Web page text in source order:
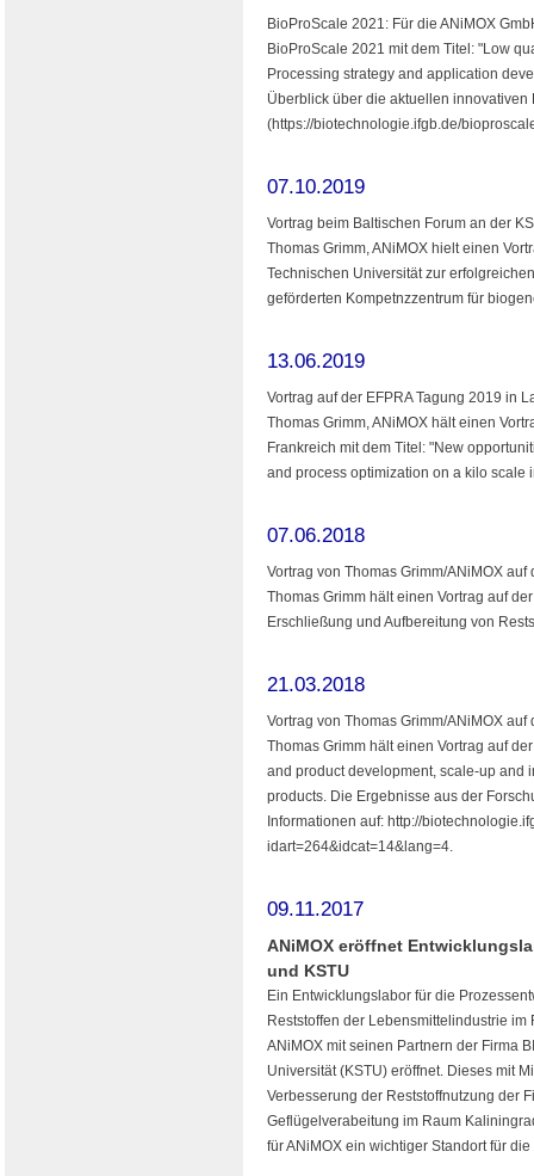
BioProScale 2021: Für die ANiMOX
BioProScale 2021 mit dem Titel: "Low
Processing strategy and application
Überblick über die aktuellen innovativen
(https://biotechnologie.ifgb.de/
07.10.2019
Vortrag beim Baltischen Forum an der
Thomas Grimm, ANiMOX hielt einen
Technischen Universität zur
geförderten Kompetnzzentrum für
13.06.2019
Vortrag auf der EFPRA Tagung 2019 in
Thomas Grimm, ANiMOX hält einen
Frankreich mit dem Titel: "New
and process optimization on a kilo
07.06.2018
Vortrag von Thomas Grimm/ANiMOX
Thomas Grimm hält einen Vortrag auf
Erschließung und Aufbereitung von
21.03.2018
Vortrag von Thomas Grimm/ANiMOX
Thomas Grimm hält einen Vortrag auf
and product development, scale-up and
products. Die Ergebnisse aus der
Informationen auf: http://
idart=264&idcat=14&lang=4.
09.11.2017
ANiMOX eröffnet
und KSTU
Ein Entwicklungslabor für die
Reststoffen der Lebensmittelindustrie
ANiMOX mit seinen Partnern der Firma
Universität (KSTU) eröffnet. Dieses mit
Verbesserung der Reststoffnutzung der
Geflügelverabeitung im Raum
für ANiMOX ein wichtiger Standort für